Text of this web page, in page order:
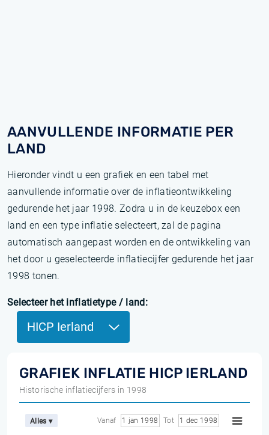
AANVULLENDE INFORMATIE PER
LAND
Hieronder vindt u een grafiek en een tabel met
aanvullende informatie over de inflatieontwikkeling
gedurende het jaar 1998. Zodra u in de keuzebox een
land en een type inflatie selecteert, zal de pagina
automatisch aangepast worden en de ontwikkeling van
het door u geselecteerde inflatiecijfer gedurende het jaar
1998 tonen.
Selecteer het inflatietype / land:
HICP Ierland
GRAFIEK INFLATIE HICP IERLAND
Historische inflatiecijfers in 1998
Alles ▾ Vanaf 1 jan 1998 Tot 1 dec 1998